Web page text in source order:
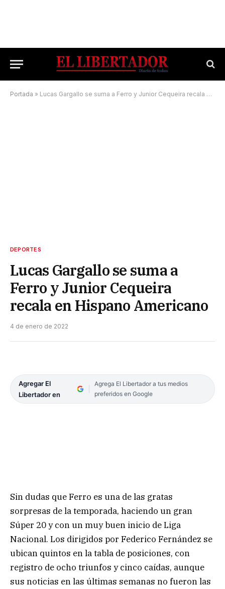
Portada » Lucas Gargallo se suma a Ferro y Junior Cequeira recala en Hispano Americano
DEPORTES
Lucas Gargallo se suma a
Ferro y Junior Cequeira
recala en Hispano Americano
4 de enero de 2022
Agregar El
Libertador en
Agrega El Libertador a tus medios
preferidos en Google
Sin dudas que Ferro es una de las gratas
sorpresas de la temporada, haciendo un gran
Súper 20 y con un muy buen inicio de Liga
Nacional. Los dirigidos por Federico Fernández se
ubican quintos en la tabla de posiciones, con
registro de ocho triunfos y cinco caídas, aunque
sus noticias en las últimas semanas no fueron las